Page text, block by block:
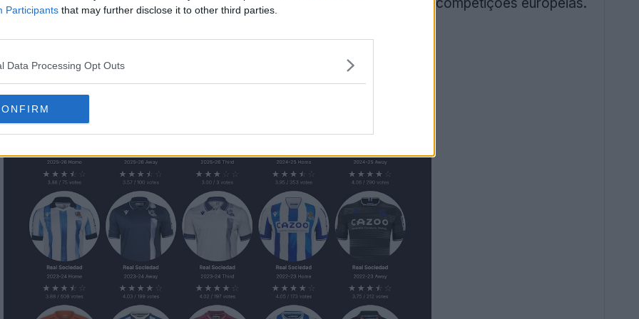
Participants that may further disclose it to other third parties.
Data Processing Opt Outs